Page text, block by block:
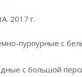
2017 г.
пурпурные с
с большой